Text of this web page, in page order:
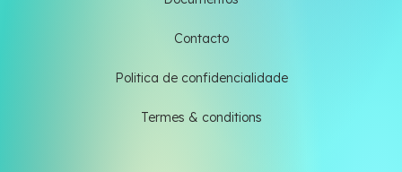
Contacto
Politica de confidencialidade
Termes & conditions